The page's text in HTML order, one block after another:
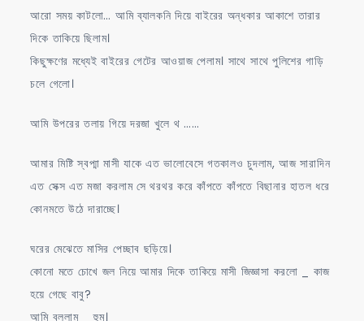
আরো সময় কাটলো… আমি ব্যালকনি দিয়ে বাইরের অন্ধকার আকাশে তারার
দিকে তাকিয়ে ছিলাম।
কিছুক্ষণের মধ্যেই বাইরের গেটের আওয়াজ পেলাম। সাথে সাথে পুলিশের গাড়ি
চলে গেলো।
আমি উপরের তলায় গিয়ে দরজা খুলে থ ……
আমার মিষ্টি স্বপ্মা মাসী যাকে এত ভালোবেসে গতকালও চুদলাম, আজ সারাদিন
এত সেক্স এত মজা করলাম সে থরথর করে কাঁপতে কাঁপতে বিছানার হাতল ধরে
কোনমতে উঠে দারাচ্ছে।
ঘরের মেঝেতে মাসির পেচ্ছাব ছড়িয়ে।
কোনো মতে চোখে জল নিয়ে আমার দিকে তাকিয়ে মাসী জিজ্ঞাসা করলো _ কাজ
হয়ে গেছে বাবু?
আমি বললাম _ হুম।